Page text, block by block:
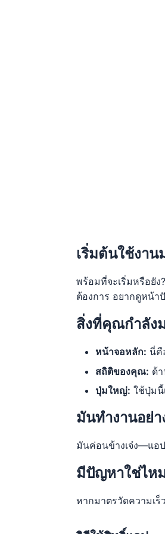
เริ่มต้นใช้งา
พร้อมที่จะเริ่มหรือยัง
ต้องการ อยากดูหน้า
สิ่งที่คุณกำลัง
หน้าจอหลัก: นี่คื
สถิติของคุณ: ด้
ปุ่มใหญ่: ใช้ปุ่มนี้
มันทำงานอย่า
มันค่อนข้างเจ๋ง—แอ
มีปัญหาใช่ไห
หากมาตรวัดความเ